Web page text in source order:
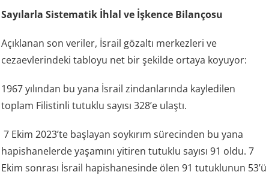
Sayılarla Sistematik İhlal ve İşkence Bilançosu
Açıklanan son veriler, İsrail gözaltı merkezleri ve
cezaevlerindeki tabloyu net bir şekilde ortaya koyuyor:
1967 yılından bu yana İsrail zindanlarında kayledilen
toplam Filistinli tutuklu sayısı 328’e ulaştı.
7 Ekim 2023’te başlayan soykırım sürecinden bu yana
hapishanelerde yaşamını yitiren tutuklu sayısı 91 oldu. 7
Ekim sonrası İsrail hapishanesinde ölen 91 tutuklunun 53’ü